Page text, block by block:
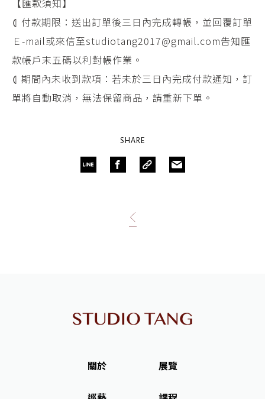
【匯款須知】
⦇ 付款期限：送出訂單後三日內完成轉帳，並回覆訂單
Ｅ-mail或來信至studiotang2017@gmail.com告知匯
款帳戶末五碼以利對帳作業。
⦇ 期間內未收到款項：若未於三日內完成付款通知，訂
單將自動取消，無法保留商品，請重新下單。
SHARE
關於 展覽